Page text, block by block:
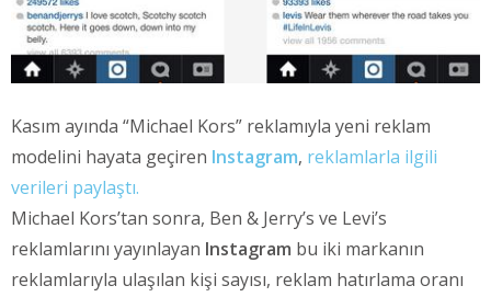
Kasım ayında “Michael Kors” reklamıyla yeni reklam
modelini hayata geçiren Instagram, reklamlarla ilgili
verileri paylaştı.
Michael Kors’tan sonra, Ben & Jerry’s ve Levi’s
reklamlarını yayınlayan Instagram bu iki markanın
reklamlarıyla ulaşılan kişi sayısı, reklam hatırlama oranı